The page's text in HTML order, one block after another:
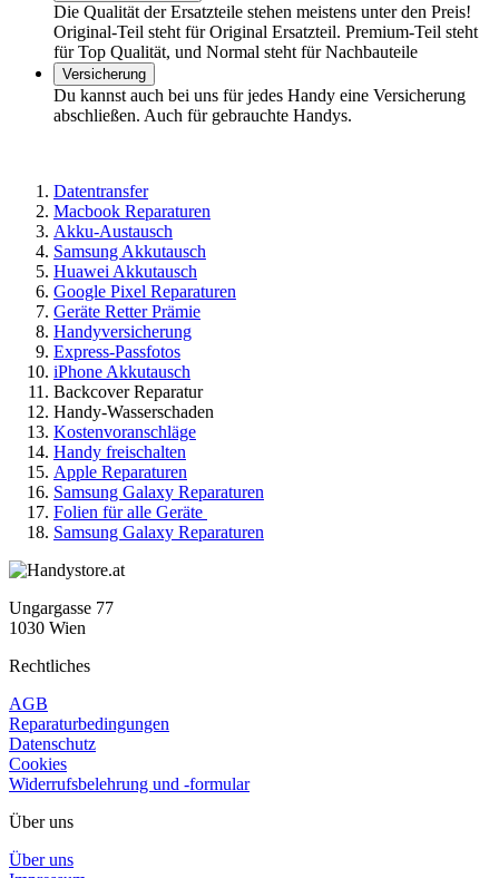
Die Qualität der Ersatzteile stehen meistens unter den Preis!
Original-Teil steht für Original Ersatzteil. Premium-Teil steht
für Top Qualität, und Normal steht für Nachbauteile
Versicherung
Du kannst auch bei uns für jedes Handy eine Versicherung
abschließen. Auch für gebrauchte Handys.
Datentransfer
Macbook Reparaturen
Akku-Austausch
Samsung Akkutausch
Huawei Akkutausch
Google Pixel Reparaturen
Geräte Retter Prämie
Handyversicherung
Express-Passfotos
iPhone Akkutausch
Backcover Reparatur
Handy-Wasserschaden
Kostenvoranschläge
Handy freischalten
Apple Reparaturen
Samsung Galaxy Reparaturen
Folien für alle Geräte
Samsung Galaxy Reparaturen
Ungargasse 77
1030 Wien
Rechtliches
AGB
Reparaturbedingungen
Datenschutz
Cookies
Widerrufsbelehrung und -formular
Über uns
Über uns